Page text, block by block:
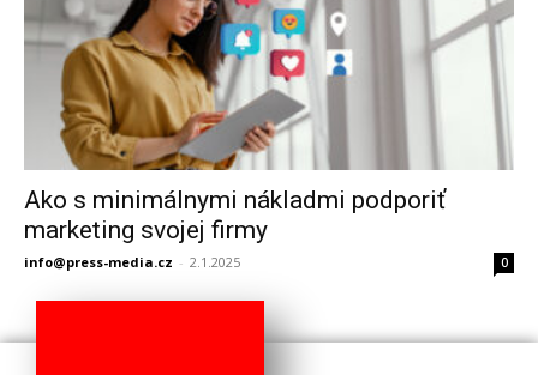
Ako s minimálnymi nákladmi podporiť
marketing svojej firmy
info@press-media.cz - 2.1.2025 0